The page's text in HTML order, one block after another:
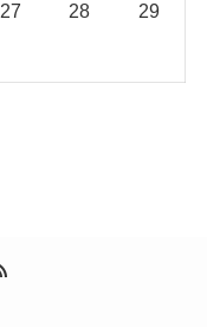
27 28 29